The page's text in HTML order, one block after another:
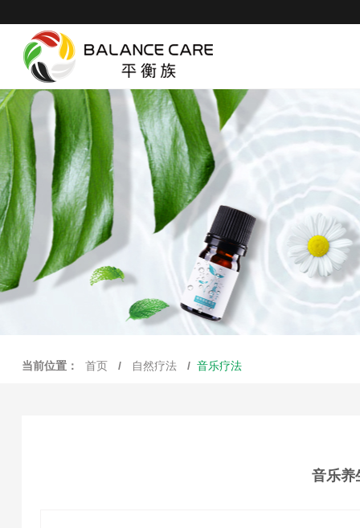
当前位置： 首页 / 自然疗法 / 音乐疗法
音乐养